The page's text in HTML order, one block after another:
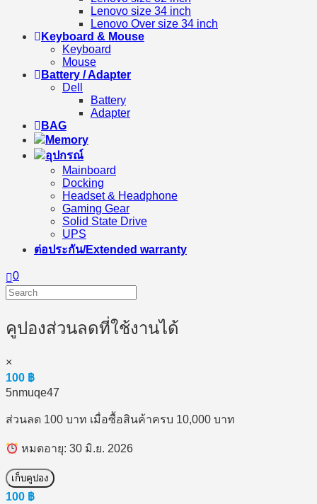
Lenovo size 34 inch
Lenovo Over size 34 inch
Keyboard & Mouse
Keyboard
Mouse
Battery / Adapter
Dell
Battery
Adapter
BAG
Memory
อุปกรณ์
Mainboard
Docking
Headset & Headphone
Gaming Gear
Solid State Drive
UPS
ต่อประกัน/Extended warranty
0
คูปองส่วนลดที่ใช้งานได้
×
100 ฿
5nmuqe47
ส่วนลด 100 บาท เมื่อซื้อสินค้าครบ 10,000 บาท
หมดอายุ: 30 มิ.ย. 2026
เก็บคูปอง
100 ฿